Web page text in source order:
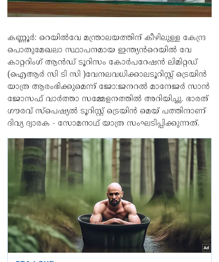
കണ്ണൂർ: റെയിൽവേ മന്ത്രാലയത്തിന് കീഴിലുള്ള കേന്ദ്ര
പൊതുമേഖലാ സ്ഥാപനമായ ഇന്ത്യൻറെയിൽ വേ
കാറ്ററിംഗ് ആൻഡ് ടൂറിസം കോർപറേഷൻ ലിമിറ്റഡ്
(ഐആർ സി ടി സി )വേനലവധിക്കാലടൂറിസ്റ്റ് ട്രെയിൻ
യാത്ര ആരംഭിക്കുമെന്ന് ജോ:ജനറൽ മാനേജർ സാൻ
ജോസഫ് വാർത്താ സമ്മേളനത്തിൽ അറിയിച്ചു. ഭാരത്
ഗൗരവ് സ്പെഷ്യൽ ടൂറിസ്റ്റ് ട്രെയിൻ മെയ് പത്തിനാണ്
ദിവ്യ ദ്വാരക - സോമനാഥ് യാത്ര സംഘടിപ്പിക്കുന്നത്.